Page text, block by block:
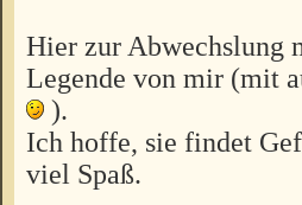
Hier zur Abwechslung
Legende von mir (mit
).
Ich hoffe, sie findet
viel Spaß.